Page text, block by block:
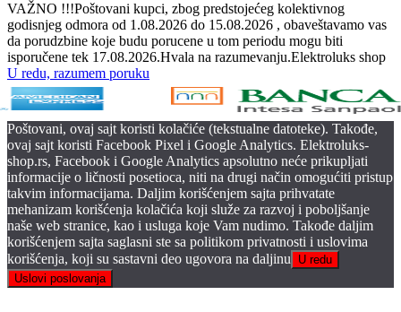
VAŽNO !!!Poštovani kupci, zbog predstojećeg kolektivnog
godisnjeg odmora od 1.08.2026 do 15.08.2026 , obaveštavamo vas
da porudzbine koje budu porucene u tom periodu mogu biti
isporučene tek 17.08.2026.Hvala na razumevanju.Elektroluks shop
U redu, razumem poruku
Poštovani, ovaj sajt koristi kolačiće (tekstualne datoteke). Takođe,
ovaj sajt koristi Facebook Pixel i Google Analytics. Elektroluks-
shop.rs, Facebook i Google Analytics apsolutno neće prikupljati
informacije o ličnosti posetioca, niti na drugi način omogućiti pristup
takvim informacijama. Daljim korišćenjem sajta prihvatate
mehanizam korišćenja kolačića koji služe za razvoj i poboljšanje
naše web stranice, kao i usluga koje Vam nudimo. Takođe daljim
korišćenjem sajta saglasni ste sa politikom privatnosti i uslovima
korišćenja, koji su sastavni deo ugovora na daljinu
U redu
Uslovi poslovanja